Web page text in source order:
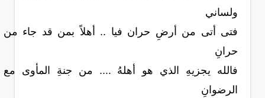
ولساني
فتى أتى من أرضِ حران فيا .. أهلاً بمن قد جاء من
حرانِ
فالله يجزيهِ الذي هو أهلهُ .... من جنةِ المأوى مع
الرضوانِ